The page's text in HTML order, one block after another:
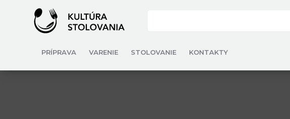
PRÍPRAVA VARENIE STOLOVANIE KONTAKTY